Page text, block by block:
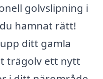
golvslipning i
hamnat rätt!
ditt gamla
trägolv ett nytt